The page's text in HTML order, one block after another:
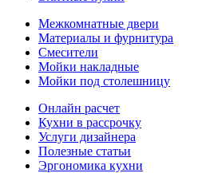
Межкомнатные двери
Материалы и фурнитура
Смесители
Мойки накладные
Мойки под столешницу
Онлайн расчет
Кухни в рассрочку
Услуги дизайнера
Полезные статьи
Эргономика кухни